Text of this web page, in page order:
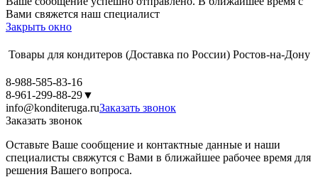
Вами свяжется наш специалист
Закрыть окно
Товары для кондитеров (Доставка по России) Ростов-на-Дону
8-988-585-83-16
8-961-299-88-29▼
info@konditeruga.ruЗаказать звонок
Заказать звонок
Оставьте Ваше сообщение и контактные данные и наши
специалисты свяжутся с Вами в ближайшее рабочее время для
решения Вашего вопроса.